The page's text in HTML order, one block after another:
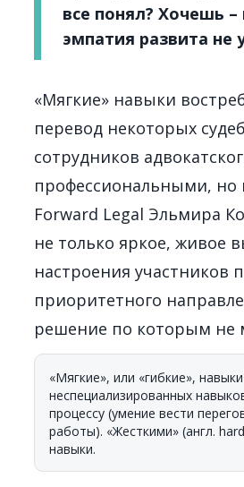
все понял? Хочешь
эмпатия развита не
«Мягкие» навыки
перевод некоторых
сотрудников
профессиональными,
Forward Legal Эльмира
не только яркое, живое
настроения участников
приоритетного
решение по которым не
«Мягкие», или «гибкие»,
неспециализированных
процессу (умение вести
работы). «Жесткими» (англ.
навыки.